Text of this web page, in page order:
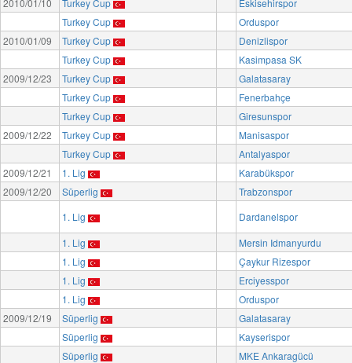
Turkey Cup
Orduspor
2010/01/09
Turkey Cup
Denizlispor
Turkey Cup
Kasimpasa SK
2009/12/23
Turkey Cup
Galatasaray
Turkey Cup
Fenerbahçe
Turkey Cup
Giresunspor
2009/12/22
Turkey Cup
Manisaspor
Turkey Cup
Antalyaspor
2009/12/21
1. Lig
Karabükspor
2009/12/20
Süperlig
Trabzonspor
1. Lig
Dardanelspor
1. Lig
Mersin Idmanyurdu
1. Lig
Çaykur Rizespor
1. Lig
Erciyesspor
1. Lig
Orduspor
2009/12/19
Süperlig
Galatasaray
Süperlig
Kayserispor
Süperlig
MKE Ankaragücü